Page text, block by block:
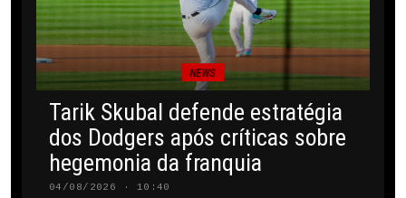
NEWS
Tarik Skubal defende estratégia
dos Dodgers após críticas sobre
hegemonia da franquia
04/08/2026 · 10:40